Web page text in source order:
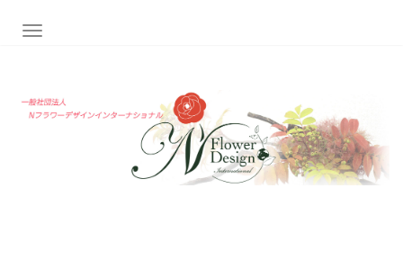
ナビゲーション切り替え